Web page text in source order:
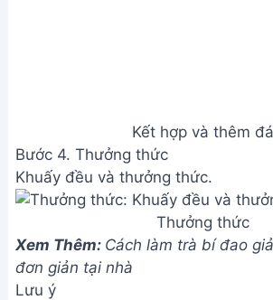
Kết hợp và thêm đá
Bước 4. Thưởng thức
Khuấy đều và thưởng thức.
Thưởng thức
Xem Thêm: Cách làm trà bí đao
đơn giản tại nhà
Lưu ý